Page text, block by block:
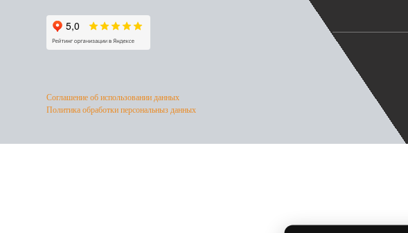
Соглашение об использовании данных
Политика обработки персональныз данных